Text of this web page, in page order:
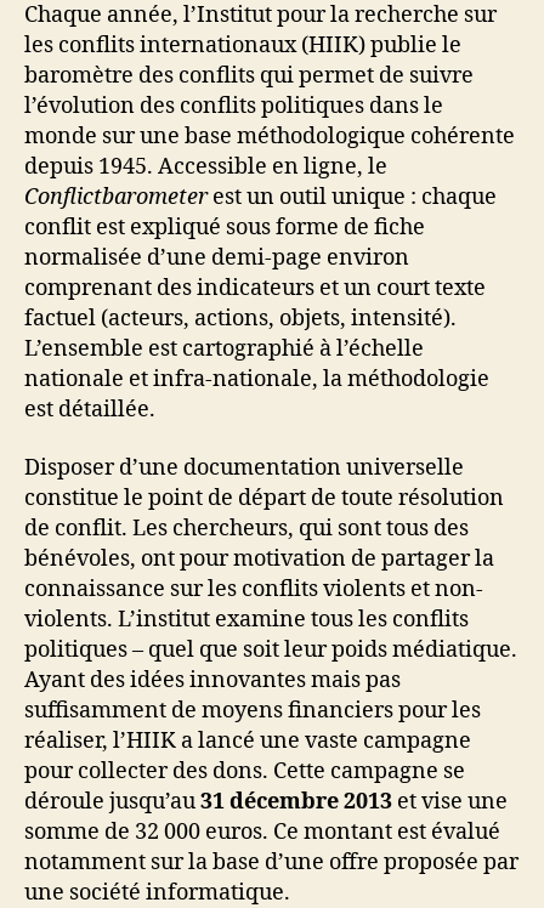
Chaque année, l’Institut pour la recherche sur
les conflits internationaux (HIIK) publie le
baromètre des conflits qui permet de suivre
l’évolution des conflits politiques dans le
monde sur une base méthodologique cohérente
depuis 1945. Accessible en ligne, le
Conflictbarometerest un outil unique : chaque
conflit est expliqué sous forme de fiche
normalisée d’une demi-page environ
comprenant des indicateurs et un court texte
factuel (acteurs, actions, objets, intensité).
L’ensemble est cartographié à l’échelle
nationale et infra-nationale, la méthodologie
est détaillée.
Disposer d’une documentation universelle
constitue le point de départ de toute résolution
de conflit. Les chercheurs, qui sont tous des
bénévoles, ont pour motivation de partager la
connaissance sur les conflits violents et non-
violents. L’institut examine tous les conflits
politiques – quel que soit leur poids médiatique.
Ayant des idées innovantes mais pas
suffisamment de moyens financiers pour les
réaliser, l’HIIK a lancé une vaste campagne
pour collecter des dons. Cette campagne se
déroule jusqu’au31 décembre 2013 et vise une
somme de 32 000 euros. Ce montant est évalué
notamment sur la base d’une offre proposée par
une société informatique.